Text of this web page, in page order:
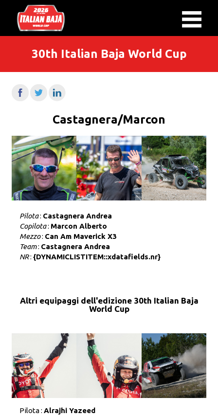
30th Italian Baja World Cup
Castagnera/Marcon
Pilota: Castagnera Andrea
Copilota: Marcon Alberto
Mezzo: Can Am Maverick X3
Team: Castagnera Andrea
NR: {DYNAMICLISTITEM::xdatafields.nr}
Altri equipaggi dell'edizione 30th Italian Baja
World Cup
Pilota : Alrajhi Yazeed